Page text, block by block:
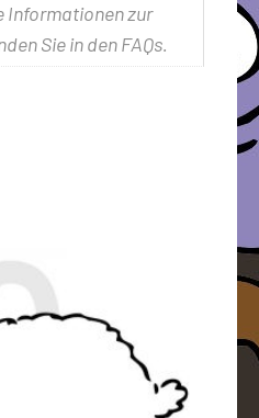
Informationen zur
Sie in den FAQs.